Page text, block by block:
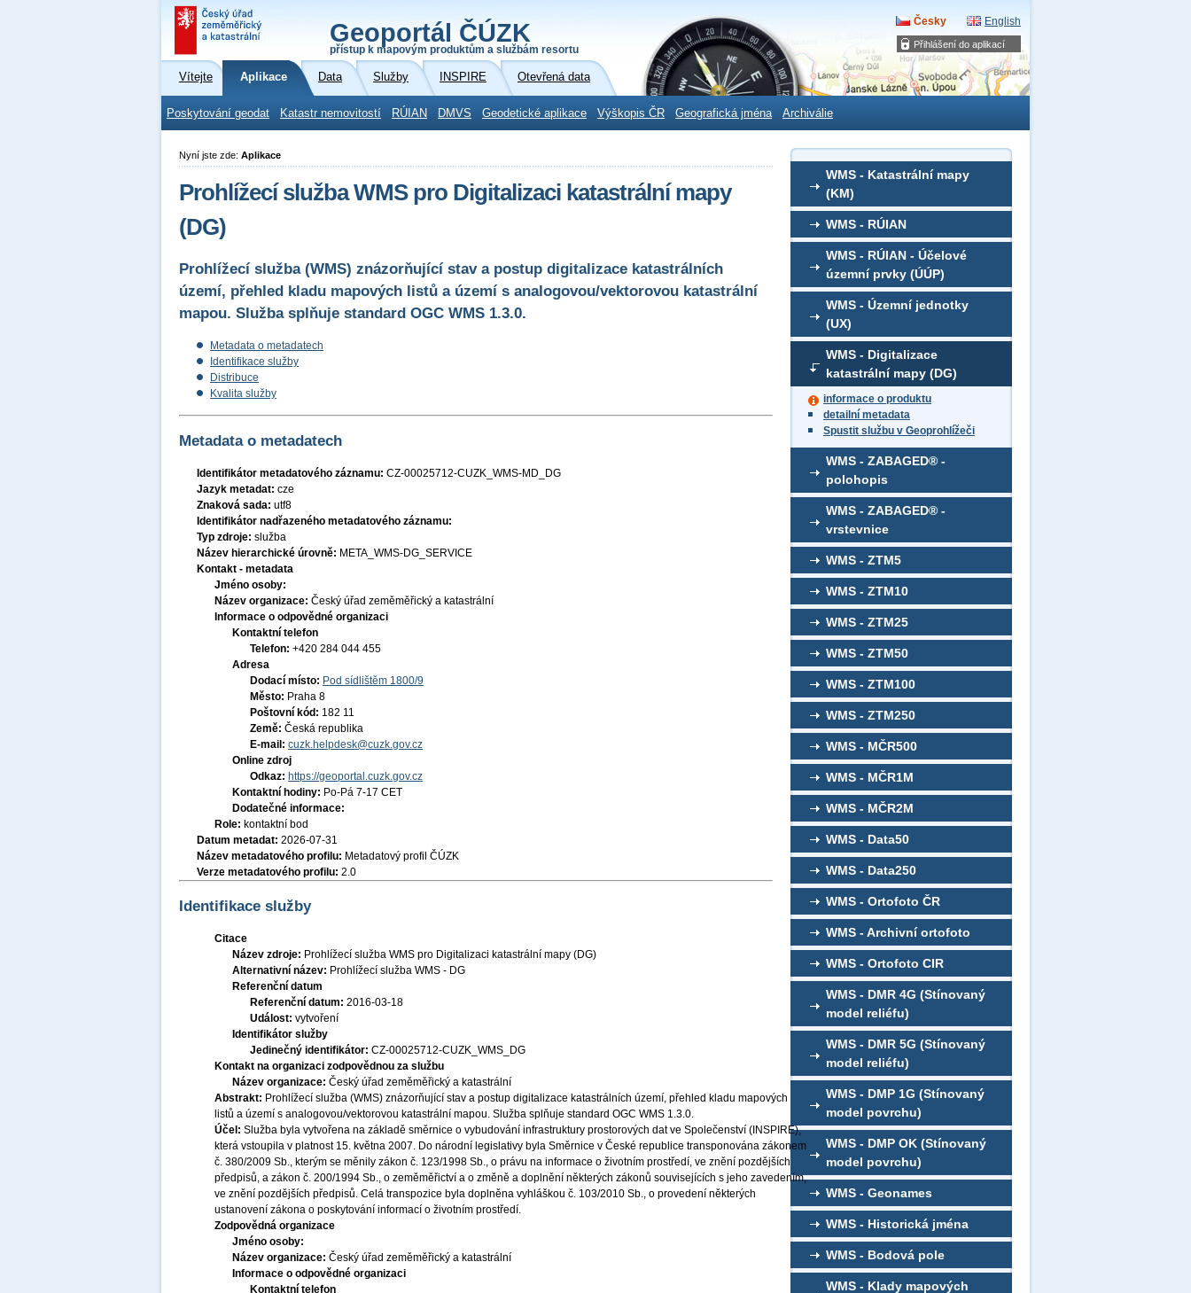
Přihlášení do aplikací
Geoportál ČÚZK
přístup k mapovým produktům a službám resortu
Česky English
Vítejte Aplikace Data Služby INSPIRE Otevřená data
Poskytování geodat Katastr nemovitostí RÚIAN DMVS Geodetické aplikace Výškopis ČR Geografická jména Archiválie
WMS - Katastrální mapy
(KM)
WMS - RÚIAN
WMS - RÚIAN - Účelové
územní prvky (ÚÚP)
WMS - Územní jednotky
(UX)
WMS - Digitalizace
katastrální mapy (DG)
informace o produktu
detailní metadata
Spustit službu v Geoprohlížeči
WMS - ZABAGED® -
polohopis
WMS - ZABAGED® -
vrstevnice
WMS - ZTM5
WMS - ZTM10
WMS - ZTM25
WMS - ZTM50
WMS - ZTM100
WMS - ZTM250
WMS - MČR500
WMS - MČR1M
WMS - MČR2M
WMS - Data50
WMS - Data250
WMS - Ortofoto ČR
WMS - Archivní ortofoto
WMS - Ortofoto CIR
WMS - DMR 4G (Stínovaný
model reliéfu)
WMS - DMR 5G (Stínovaný
model reliéfu)
WMS - DMP 1G (Stínovaný
model povrchu)
WMS - DMP OK (Stínovaný
model povrchu)
WMS - Geonames
WMS - Historická jména
WMS - Bodová pole
WMS - Klady mapových
Nyní jste zde: Aplikace
Prohlížecí služba WMS pro Digitalizaci katastrální mapy
(DG)
Prohlížecí služba (WMS) znázorňující stav a postup digitalizace katastrálních
území, přehled kladu mapových listů a území s analogovou/vektorovou katastrální
mapou. Služba splňuje standard OGC WMS 1.3.0.
Metadata o metadatech
Identifikace služby
Distribuce
Kvalita služby
Metadata o metadatech
Identifikátor metadatového záznamu: CZ-00025712-CUZK_WMS-MD_DG
Jazyk metadat: cze
Znaková sada: utf8
Identifikátor nadřazeného metadatového záznamu:
Typ zdroje: služba
Název hierarchické úrovně: META_WMS-DG_SERVICE
Kontakt - metadata
Jméno osoby:
Název organizace: Český úřad zeměměřický a katastrální
Informace o odpovědné organizaci
Kontaktní telefon
Telefon: +420 284 044 455
Adresa
Dodací místo: Pod sídlištěm 1800/9
Město: Praha 8
Poštovní kód: 182 11
Země: Česká republika
E-mail: cuzk.helpdesk@cuzk.gov.cz
Online zdroj
Odkaz: https://geoportal.cuzk.gov.cz
Kontaktní hodiny: Po-Pá 7-17 CET
Dodatečné informace:
Role: kontaktní bod
Datum metadat: 2026-07-31
Název metadatového profilu: Metadatový profil ČÚZK
Verze metadatového profilu: 2.0
Identifikace služby
Citace
Název zdroje: Prohlížecí služba WMS pro Digitalizaci katastrální mapy (DG)
Alternativní název: Prohlížecí služba WMS - DG
Referenční datum
Referenční datum: 2016-03-18
Událost: vytvoření
Identifikátor služby
Jedinečný identifikátor: CZ-00025712-CUZK_WMS_DG
Kontakt na organizaci zodpovědnou za službu
Název organizace: Český úřad zeměměřický a katastrální
Abstrakt: Prohlížecí služba (WMS) znázorňující stav a postup digitalizace katastrálních území, přehled kladu mapových
listů a území s analogovou/vektorovou katastrální mapou. Služba splňuje standard OGC WMS 1.3.0.
Účel: Služba byla vytvořena na základě směrnice o vybudování infrastruktury prostorových dat ve Společenství (INSPIRE),
která vstoupila v platnost 15. května 2007. Do národní legislativy byla Směrnice v České republice transponována zákonem
č. 380/2009 Sb., kterým se měnily zákon č. 123/1998 Sb., o právu na informace o životním prostředí, ve znění pozdějších
předpisů, a zákon č. 200/1994 Sb., o zeměměřictví a o změně a doplnění některých zákonů souvisejících s jeho zavedením,
ve znění pozdějších předpisů. Celá transpozice byla doplněna vyhláškou č. 103/2010 Sb., o provedení některých
ustanovení zákona o poskytování informací o životním prostředí.
Zodpovědná organizace
Jméno osoby:
Název organizace: Český úřad zeměměřický a katastrální
Informace o odpovědné organizaci
Kontaktní telefon